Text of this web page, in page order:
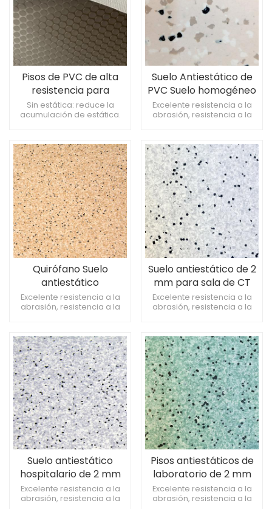
Pisos de PVC de alta
resistencia para
aplicaciones
aeronáuticas exigentes
Sin estática: reduce la
acumulación de estática.
de aviación globales.
Aislamiento térmico:
Mantiene la temperatura
estable de la cabina.
Suelo Antiestático de
PVC Suelo homogéneo
de 2mm para hospital
Excelente resistencia a la
abrasión, resistencia a la
y antimoho, 0 formaldehído.
Función electrostática
permanente
Quirófano Suelo
antiestático
homogéneo de PVC de
3 mm
Excelente resistencia a la
abrasión, resistencia a la
y antimoho, 0 formaldehído.
Función electrostática
permanente
Suelo antiestático de 2
mm para sala de CT
para hospital
Excelente resistencia a la
abrasión, resistencia a la
y antimoho, 0 formaldehído.
Función electrostática
permanente
Suelo antiestático
hospitalario de 2 mm
gris resistente al
desgaste
Excelente resistencia a la
abrasión, resistencia a la
Pisos antiestáticos de
laboratorio de 2 mm
resistentes al desgaste
Excelente resistencia a la
abrasión, resistencia a la